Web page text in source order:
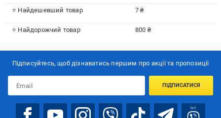
⭐ Найдешевший товар 7 ₴
⭐ Найдорожчий товар 800 ₴
Підписуйтесь, щоб дізнаватись першим про акції та пропозиції
ПІДПИСАТИСЯ
bot